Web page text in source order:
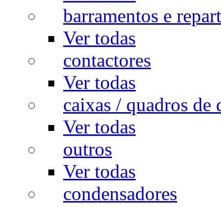
barramentos e
Ver todas
contactores
Ver todas
caixas / quadros de
Ver todas
outros
Ver todas
condensadores